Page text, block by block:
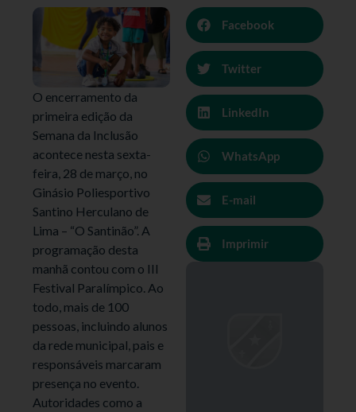
O encerramento da
primeira edição da
Semana da Inclusão
acontece nesta sexta-
feira, 28 de março, no
Ginásio Poliesportivo
Santino Herculano de
Lima – “O Santinão”. A
programação desta
manhã contou com o III
Festival Paralímpico. Ao
todo, mais de 100
pessoas, incluindo alunos
da rede municipal, pais e
responsáveis marcaram
presença no evento.
Autoridades como a
Facebook
Twitter
LinkedIn
WhatsApp
E-mail
Imprimir